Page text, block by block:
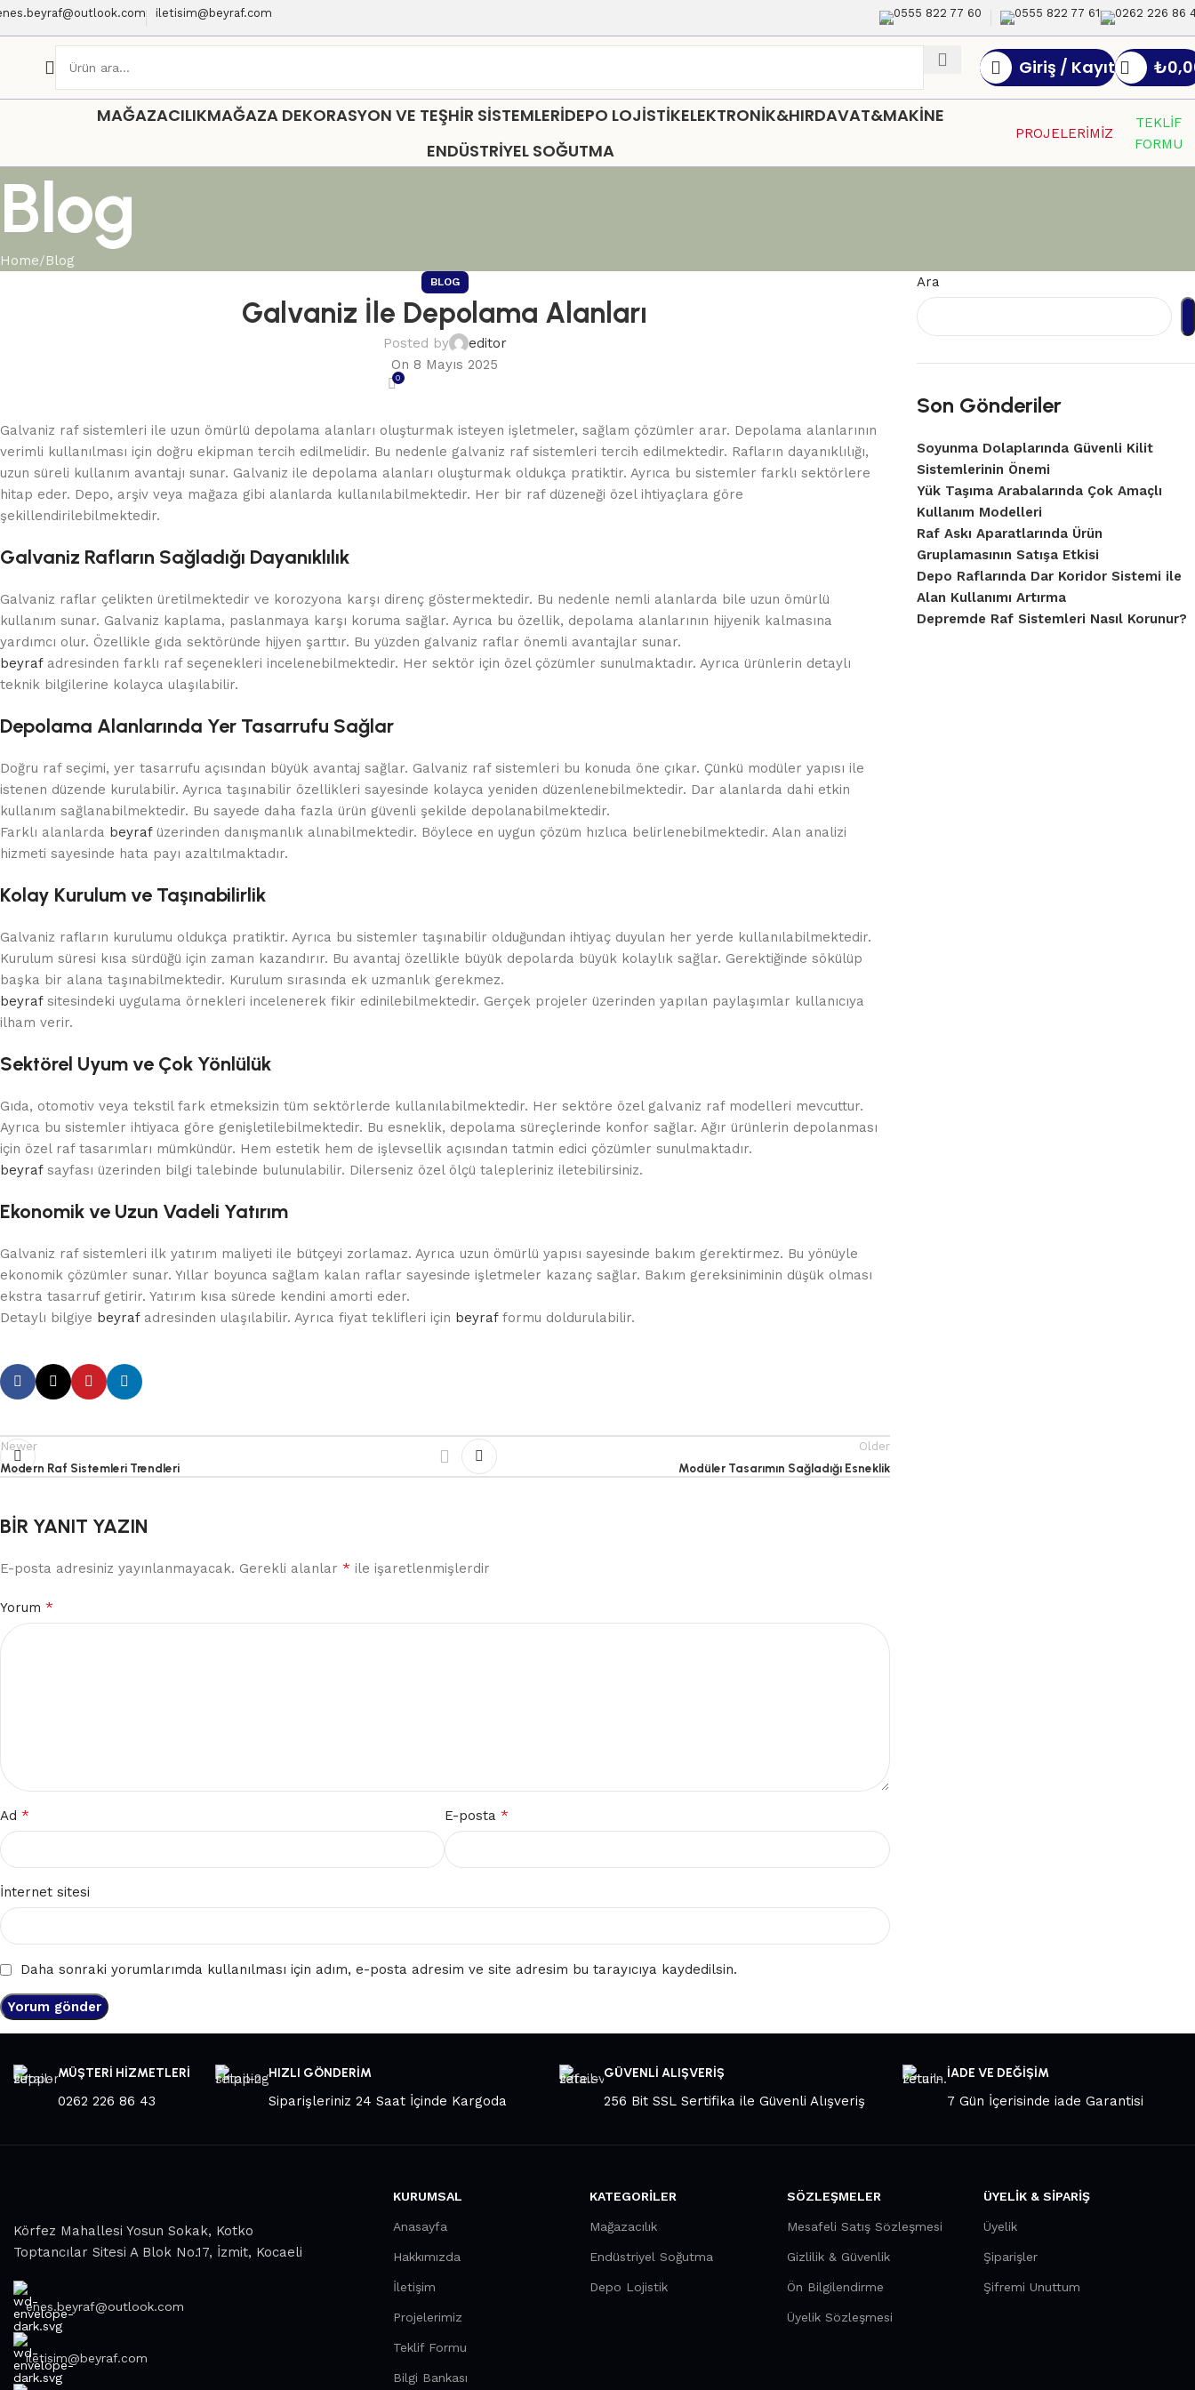
iletisim@beyraf.com 0555 822 77 60 0555 822 77 61 0262 226 86
Giriş / Kayıt ₺
MAĞAZACILIKMAĞAZA DEKORASYON VE TEŞHİR SİSTEMLERİDEPO LOJİSTİKELEKTRONİK&HIRDAVAT&MAKİNE
ENDÜSTRİYEL SOĞUTMA
PROJELERİMİZ
TEKLİF
FORMU
Blog
Home Blog
BLOG
Galvaniz İle Depolama Alanları
Posted by
editor
On 8 Mayıs 2025
0
Galvaniz raf sistemleri ile uzun ömürlü depolama alanları oluşturmak isteyen işletmeler, sağlam çözümler arar. Depolama alanlarının
verimli kullanılması için doğru ekipman tercih edilmelidir. Bu nedenle galvaniz raf sistemleri tercih edilmektedir. Rafların dayanıklılığı,
uzun süreli kullanım avantajı sunar. Galvaniz ile depolama alanları oluşturmak oldukça pratiktir. Ayrıca bu sistemler farklı sektörlere
hitap eder. Depo, arşiv veya mağaza gibi alanlarda kullanılabilmektedir. Her bir raf düzeneği özel ihtiyaçlara göre
şekillendirilebilmektedir.
Galvaniz Rafların Sağladığı Dayanıklılık
Galvaniz raflar çelikten üretilmektedir ve korozyona karşı direnç göstermektedir. Bu nedenle nemli alanlarda bile uzun ömürlü
kullanım sunar. Galvaniz kaplama, paslanmaya karşı koruma sağlar. Ayrıca bu özellik, depolama alanlarının hijyenik kalmasına
yardımcı olur. Özellikle gıda sektöründe hijyen şarttır. Bu yüzden galvaniz raflar önemli avantajlar sunar.
beyrafadresinden farklı raf seçenekleri incelenebilmektedir. Her sektör için özel çözümler sunulmaktadır. Ayrıca ürünlerin detaylı
teknik bilgilerine kolayca ulaşılabilir.
Depolama Alanlarında Yer Tasarrufu Sağlar
Doğru raf seçimi, yer tasarrufu açısından büyük avantaj sağlar. Galvaniz raf sistemleri bu konuda öne çıkar. Çünkü modüler yapısı ile
istenen düzende kurulabilir. Ayrıca taşınabilir özellikleri sayesinde kolayca yeniden düzenlenebilmektedir. Dar alanlarda dahi etkin
kullanım sağlanabilmektedir. Bu sayede daha fazla ürün güvenli şekilde depolanabilmektedir.
Farklı alanlarda beyrafüzerinden danışmanlık alınabilmektedir. Böylece en uygun çözüm hızlıca belirlenebilmektedir. Alan analizi
hizmeti sayesinde hata payı azaltılmaktadır.
Kolay Kurulum ve Taşınabilirlik
Galvaniz rafların kurulumu oldukça pratiktir. Ayrıca bu sistemler taşınabilir olduğundan ihtiyaç duyulan her yerde kullanılabilmektedir.
Kurulum süresi kısa sürdüğü için zaman kazandırır. Bu avantaj özellikle büyük depolarda büyük kolaylık sağlar. Gerektiğinde sökülüp
başka bir alana taşınabilmektedir. Kurulum sırasında ek uzmanlık gerekmez.
beyrafsitesindeki uygulama örnekleri incelenerek fikir edinilebilmektedir. Gerçek projeler üzerinden yapılan paylaşımlar kullanıcıya
ilham verir.
Sektörel Uyum ve Çok Yönlülük
Gıda, otomotiv veya tekstil fark etmeksizin tüm sektörlerde kullanılabilmektedir. Her sektöre özel galvaniz raf modelleri mevcuttur.
Ayrıca bu sistemler ihtiyaca göre genişletilebilmektedir. Bu esneklik, depolama süreçlerinde konfor sağlar. Ağır ürünlerin depolanması
için özel raf tasarımları mümkündür. Hem estetik hem de işlevsellik açısından tatmin edici çözümler sunulmaktadır.
beyrafsayfası üzerinden bilgi talebinde bulunulabilir. Dilerseniz özel ölçü talepleriniz iletebilirsiniz.
Ekonomik ve Uzun Vadeli Yatırım
Galvaniz raf sistemleri ilk yatırım maliyeti ile bütçeyi zorlamaz. Ayrıca uzun ömürlü yapısı sayesinde bakım gerektirmez. Bu yönüyle
ekonomik çözümler sunar. Yıllar boyunca sağlam kalan raflar sayesinde işletmeler kazanç sağlar. Bakım gereksiniminin düşük olması
ekstra tasarruf getirir. Yatırım kısa sürede kendini amorti eder.
Detaylı bilgiye beyrafadresinden ulaşılabilir. Ayrıca fiyat teklifleri için beyrafformu doldurulabilir.
Newer
Modern Raf Sistemleri Trendleri
Older
Modüler Tasarımın Sağladığı Esneklik
BIR YANIT YAZIN
E-posta adresiniz yayınlanmayacak. Gerekli alanlar * ile işaretlenmişlerdir
Yorum *
Ad * E-posta*
İnternet sitesi
Daha sonraki yorumlarımda kullanılması için adım, e-posta adresim ve site adresim bu tarayıcıya kaydedilsin.
Ara
Son Gönderiler
Soyunma Dolaplarında Güvenli Kilit
Sistemlerinin Önemi
Yük Taşıma Arabalarında Çok Amaçlı
Kullanım Modelleri
Raf Askı Aparatlarında Ürün
Gruplamasının Satışa Etkisi
Depo Raflarında Dar Koridor Sistemi ile
Alan Kullanımı Artırma
Depremde Raf Sistemleri Nasıl Korunur?
MÜŞTERİ HİZMETLERİ
0262 226 86 43
HIZLI GÖNDERİM
Siparişleriniz 24 Saat İçinde Kargoda
GÜVENLİ ALIŞVERİŞ
256 Bit SSL Sertifika ile Güvenli Alışveriş
İADE VE DEĞİŞİM
7 Gün İçerisinde iade Garantisi
Körfez Mahallesi Yosun Sokak, Kotko
Toptancılar Sitesi A Blok No.17, İzmit, Kocaeli
enes.beyraf@outlook.com
iletisim@beyraf.com
KURUMSAL
Anasayfa
Hakkımızda
İletişim
Projelerimiz
Teklif Formu
Bilgi Bankası
KATEGORILER
Mağazacılık
Endüstriyel Soğutma
Depo Lojistik
SÖZLEŞMELER
Mesafeli Satış Sözleşmesi
Gizlilik & Güvenlik
Ön Bilgilendirme
Üyelik Sözleşmesi
ÜYELİK & SİPARİŞ
Üyelik
Şiparişler
Şifremi Unuttum